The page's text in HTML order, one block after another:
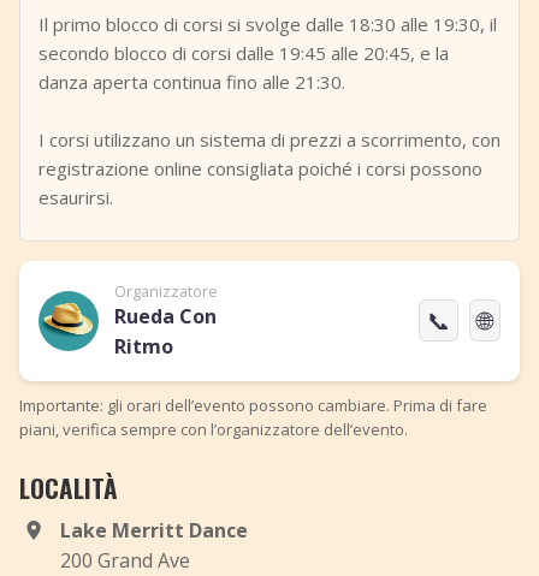
Il primo blocco di corsi si svolge dalle 18:30 alle 19:30, il
secondo blocco di corsi dalle 19:45 alle 20:45, e la
danza aperta continua fino alle 21:30.
I corsi utilizzano un sistema di prezzi a scorrimento, con
registrazione online consigliata poiché i corsi possono
esaurirsi.
Organizzatore
Rueda Con
Ritmo
📞 🌐
Importante: gli orari dell’evento possono cambiare. Prima di fare
piani, verifica sempre con l’organizzatore dell’evento.
LOCALITÀ
Lake Merritt Dance
200 Grand Ave